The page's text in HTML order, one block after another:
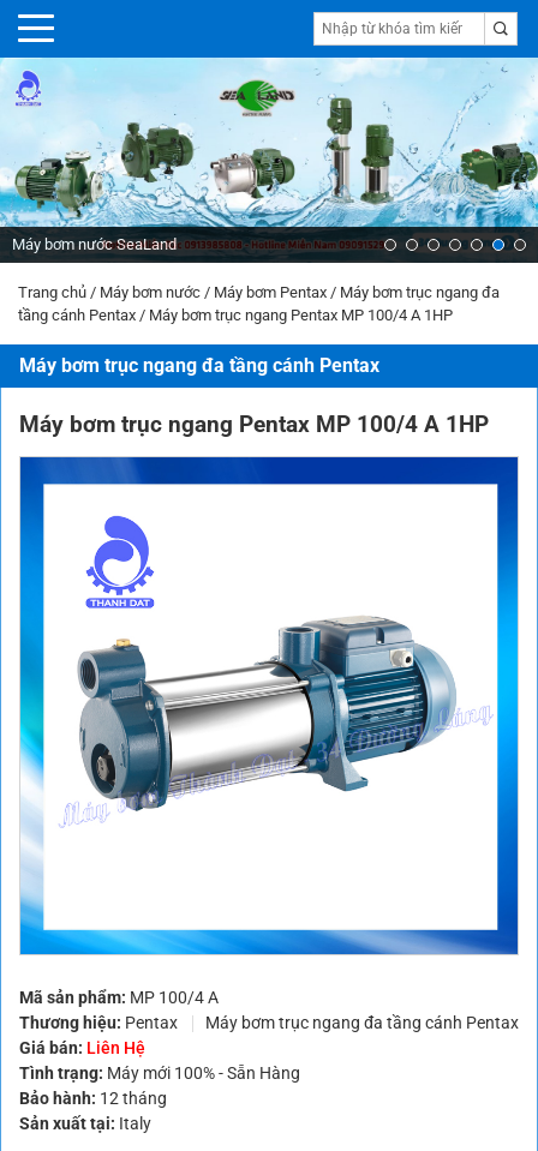
Máy bơm nước Inter
Trang chủ / Máy bơm nước / Máy bơm Pentax / Máy bơm trục ngang đa
tầng cánh Pentax / Máy bơm trục ngang Pentax MP 100/4 A 1HP
Máy bơm trục ngang đa tầng cánh Pentax
Máy bơm trục ngang Pentax MP 100/4 A 1HP
Mã sản phẩm: MP 100/4 A
Thương hiệu: Pentax
Máy bơm trục ngang đa tầng cánh Pentax
Giá bán: Liên Hệ
Tình trạng: Máy mới 100% - Sẵn Hàng
Bảo hành: 12 tháng
Sản xuất tại: Italy